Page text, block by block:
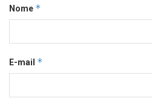
Nome *
E-mail *